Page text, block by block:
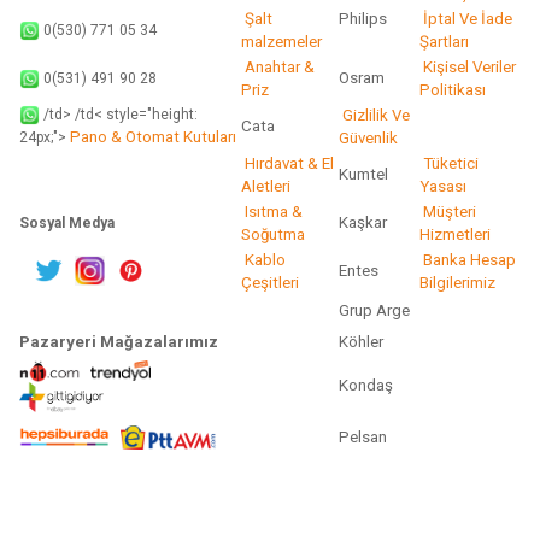
0(530) 771 05 34
Şalt
malzemeler
Philips
İptal Ve İade
Şartları
0(531) 491 90 28
Anahtar &
Priz
Osram
Kişisel Veriler
Politikası
/td> /td< style="height:
24px;"> Pano & Otomat Kutuları
Cata
Gizlilik Ve
Güvenlik
Hırdavat & El
Aletleri
Kumtel
Tüketici
Yasası
Sosyal Medya
Isıtma &
Soğutma
Kaşkar
Müşteri
Hizmetleri
Kablo
Çeşitleri
Entes
Banka Hesap
Bilgilerimiz
Grup Arge
Pazaryeri Mağazalarımız
Köhler
Kondaş
Pelsan